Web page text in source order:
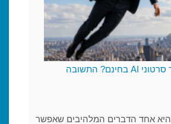
האם אפשר ליצור סרטוני AI בחינם? התשובה
יצירת סרטוני AI היא אחד הדברים המלהיבים שאפשר